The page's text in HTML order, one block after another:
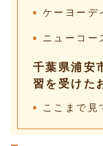
ケーヨーデ
ニューコー
千葉県浦安
習を受けた
ここまで見